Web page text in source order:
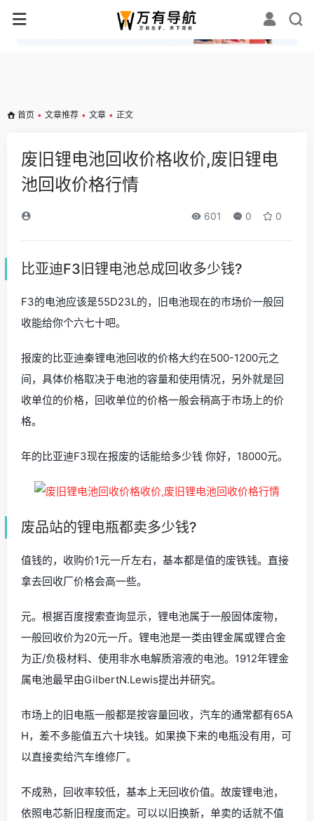
✕
首页 • 文章推荐 • 文章 • 正文
废旧锂电池回收价格收价,废旧锂电
池回收价格行情
601 0 0
比亚迪F3旧锂电池总成回收多少钱?
F3的电池应该是55D23L的，旧电池现在的市场价一般回
收能给你个六七十吧。
报废的比亚迪秦锂电池回收的价格大约在500-1200元之
间，具体价格取决于电池的容量和使用情况，另外就是回
收单位的价格，回收单位的价格一般会稍高于市场上的价
格。
年的比亚迪F3现在报废的话能给多少钱 你好，18000元。
废品站的锂电瓶都卖多少钱?
值钱的，收购价1元一斤左右，基本都是值的废铁钱。直接
拿去回收厂价格会高一些。
元。根据百度搜索查询显示，锂电池属于一般固体废物，
一般回收价为20元一斤。锂电池是一类由锂金属或锂合金
为正/负极材料、使用非水电解质溶液的电池。1912年锂金
属电池最早由GilbertN.Lewis提出并研究。
市场上的旧电瓶一般都是按容量回收，汽车的通常都有65A
H，差不多能值五六十块钱。如果换下来的电瓶没有用，可
以直接卖给汽车维修厂。
不成熟，回收率较低，基本上无回收价值。故废锂电池，
依照电芯新旧程度而定。可以以旧换新，单卖的话就不值